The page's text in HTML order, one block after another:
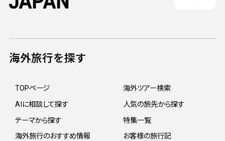
海外旅行を探す
TOPページ
海外ツアー検索
AIに相談して探す
人気の旅先から探す
テーマから探す
特集一覧
海外旅行のおすすめ情報
お客様の旅行記